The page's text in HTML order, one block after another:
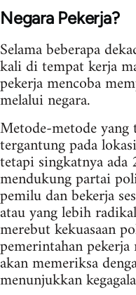
Negara Pekerja?
Selama beberapa
kali di tempat kerja
pekerja mencoba
melalui negara.
Metode-metode yang
tergantung pada
tetapi singkatnya
mendukung partai
pemilu dan bekerja
atau yang lebih
merebut kekuasaan
pemerintahan
akan memeriksa
menunjukkan